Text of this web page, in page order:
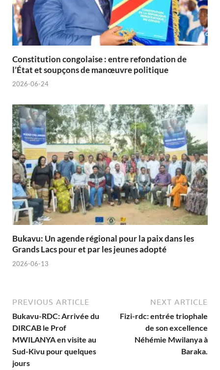
Constitution congolaise : entre refondation de
l’État et soupçons de manœuvre politique
2026-06-24
Bukavu: Un agende régional pour la paix dans les
Grands Lacs pour et par les jeunes adopté
2026-06-13
PREVIOUS ARTICLE
Bukavu-RDC: Arrivée du
DIRCAB le Prof
MWILANYA en visite au
Sud-Kivu pour quelques
jours
NEXT ARTICLE
Fizi-rdc: entrée triophale
de son excellence
Néhémie Mwilanya à
Baraka.